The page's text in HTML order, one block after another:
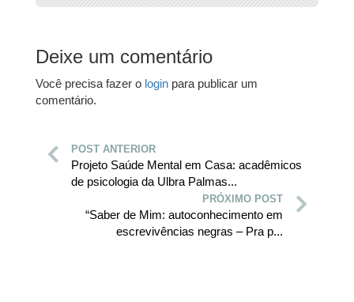
Deixe um comentário
Você precisa fazer o login para publicar um
comentário.
POST ANTERIOR
Projeto Saúde Mental em Casa: acadêmicos
de psicologia da Ulbra Palmas...
PRÓXIMO POST
“Saber de Mim: autoconhecimento em
escrevivências negras – Pra p...